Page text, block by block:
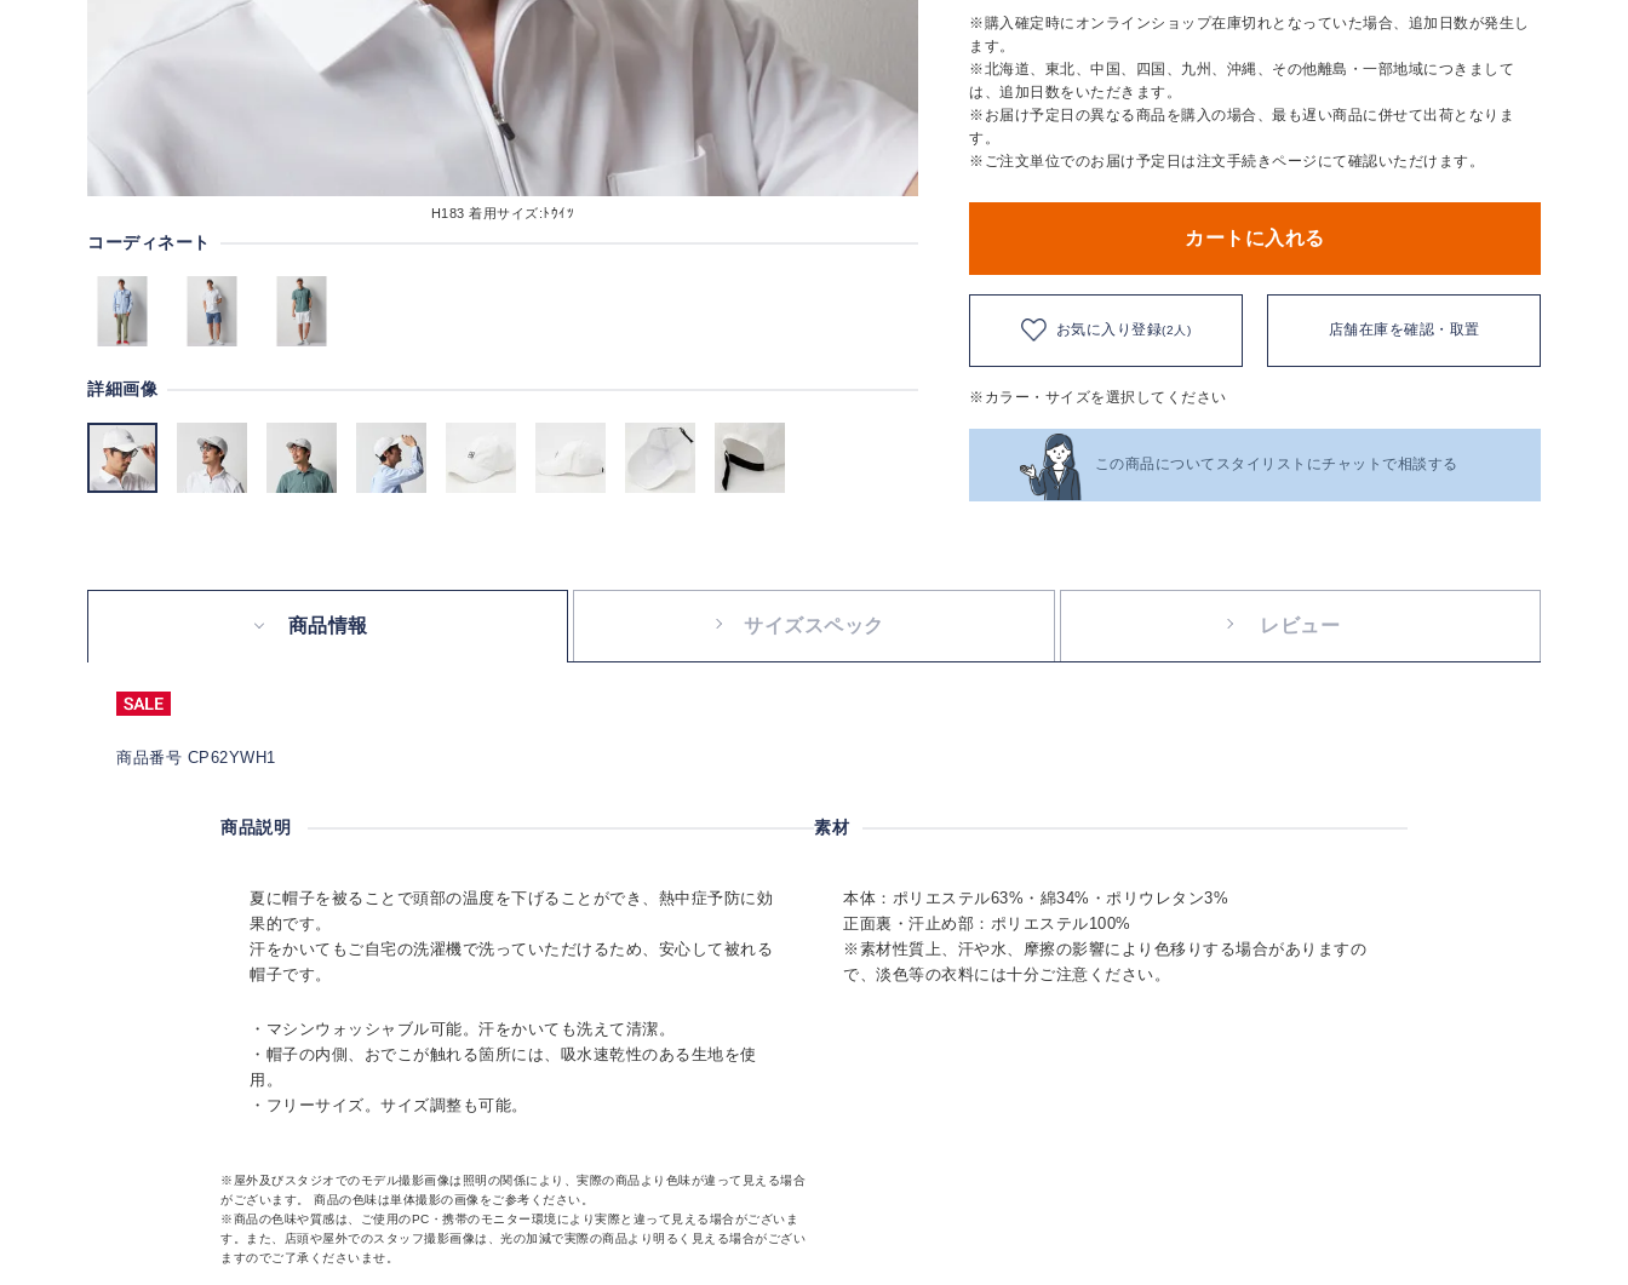
H183着用サイズ:ﾄｳｲﾂ
コーディネート
詳細画像
※購入確定時にオンラインショップ在庫切れとなっていた場合、追加日数が発生し
ます。
※北海道、東北、中国、四国、九州、沖縄、その他離島・一部地域につきまして
は、追加日数をいただきます。
※お届け予定日の異なる商品を購入の場合、最も遅い商品に併せて出荷となりま
す。
※ご注文単位でのお届け予定日は注文手続きページにて確認いただけます。
カートに入れる
お気に入り登録(2人) 店舗在庫を確認・取置
※カラー・サイズを選択してください
この商品についてスタイリストにチャットで相談する
商品情報 サイズスペック レビュー
商品番号 CP62YWH1
商品説明
夏に帽子を被ることで頭部の温度を下げることができ、熱中症予防に効
果的です。
汗をかいてもご自宅の洗濯機で洗っていただけるため、安心して被れる
帽子です。
・マシンウォッシャブル可能。汗をかいても洗えて清潔。
・帽子の内側、おでこが触れる箇所には、吸水速乾性のある生地を使
用。
・フリーサイズ。サイズ調整も可能。
※屋外及びスタジオでのモデル撮影画像は照明の関係により、実際の商品より色味が違って見える場合
がございます。 商品の色味は単体撮影の画像をご参考ください。
※商品の色味や質感は、ご使用のPC・携帯のモニター環境により実際と違って見える場合がございま
す。また、店頭や屋外でのスタッフ撮影画像は、光の加減で実際の商品より明るく見える場合がござい
ますのでご了承くださいませ。
素材
本体：ポリエステル63%・綿34%・ポリウレタン3%
正面裏・汗止め部：ポリエステル100%
※素材性質上、汗や水、摩擦の影響により色移りする場合がありますの
で、淡色等の衣料には十分ご注意ください。